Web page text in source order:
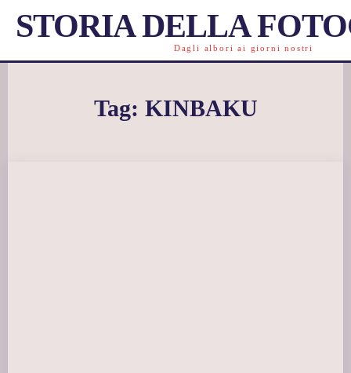
STORIA DELLA
Dagli albori ai giorni nostri
Tag: KINBAKU